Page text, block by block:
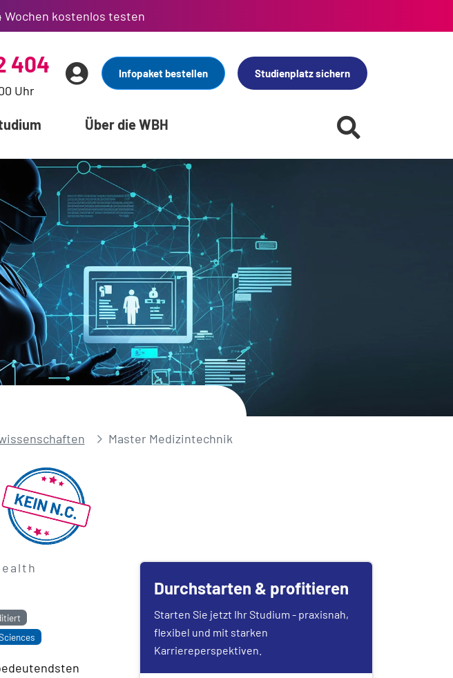
Wochen kostenlos testen
404
Uhr
Infopaket bestellen Studienplatz sichern
Über die WBH
Master Medizintechnik
Durchstarten & profitieren
Starten Sie jetzt Ihr Studium - praxisnah,
flexibel und mit starken
Karriereperspektiven.